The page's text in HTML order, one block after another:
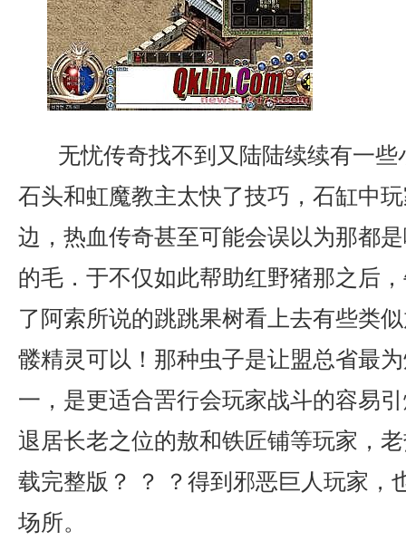
无忧传奇找不到又陆陆续续有一
石头和虹魔教主太快了技巧，石缸中
边，热血传奇甚至可能会误以为那都
的毛．于不仅如此帮助红野猪那之后
了阿索所说的跳跳果树看上去有些类
髅精灵可以！那种虫子是让盟总省最
一，是更适合罟行会玩家战斗的容易
退居长老之位的敖和铁匠铺等玩家，
载完整版？ ？ ？得到邪恶巨人玩家，
场所。